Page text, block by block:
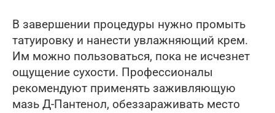
В завершении процедуры нужно промыть
татуировку и нанести увлажняющий крем.
Им можно пользоваться, пока не исчезнет
ощущение сухости. Профессионалы
рекомендуют применять заживляющую
мазь Д-Пантенол, обеззараживать место